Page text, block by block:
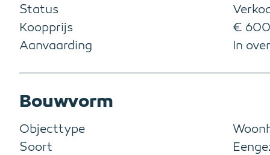
Status
Koopprijs
€
Aanvaarding
In
Bouwvorm
Objecttype
Soort